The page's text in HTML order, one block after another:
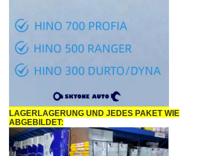
LAGERLAGERUNG UND JEDES PAKET WIE
ABGEBILDET: